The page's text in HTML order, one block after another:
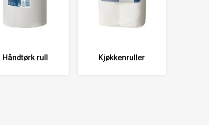
Håndtørk rull Kjøkkenruller